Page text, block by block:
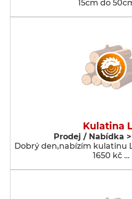
15cm do
Kulatina
Prodej / Nabídka
Dobrý den,nabízím kulatinu
1650 kč …